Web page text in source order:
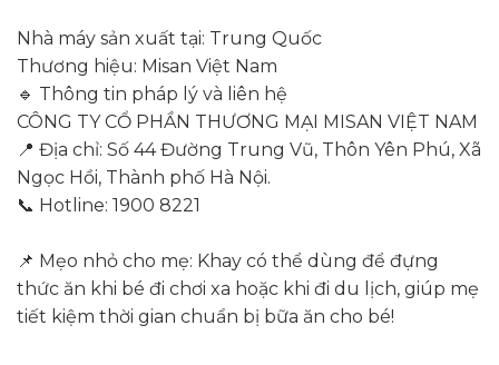
Nhà máy sản xuất tại: Trung Quốc
Thương hiệu: Misan Việt Nam
🔹 Thông tin pháp lý và liên hệ
CÔNG TY CỔ PHẦN THƯƠNG MẠI MISAN VIỆT NAM
📍 Địa chỉ: Số 44 Đường Trung Vũ, Thôn Yên Phú, Xã
Ngọc Hồi, Thành phố Hà Nội.
📞 Hotline: 1900 8221
📌 Mẹo nhỏ cho mẹ: Khay có thể dùng để đựng
thức ăn khi bé đi chơi xa hoặc khi đi du lịch, giúp mẹ
tiết kiệm thời gian chuẩn bị bữa ăn cho bé!